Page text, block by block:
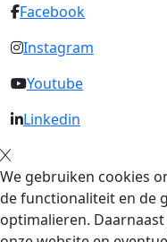
Facebook
Instagram
Youtube
Linkedin
We gebruiken cookies
de functionaliteit en de
optimalieren.